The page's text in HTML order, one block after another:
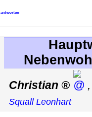
antworten
Christian
Squall Leonhart